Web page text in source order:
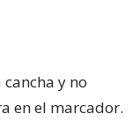
cancha y no
en el marcador.